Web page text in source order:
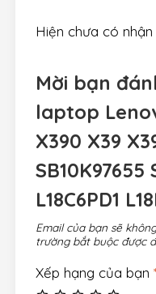
Hiện chưa có
Mời bạn
laptop
X390 X39
SB10K97655
L18C6PD1
Email của bạn sẽ
trường bắt buộc được
Xếp hạng của bạn